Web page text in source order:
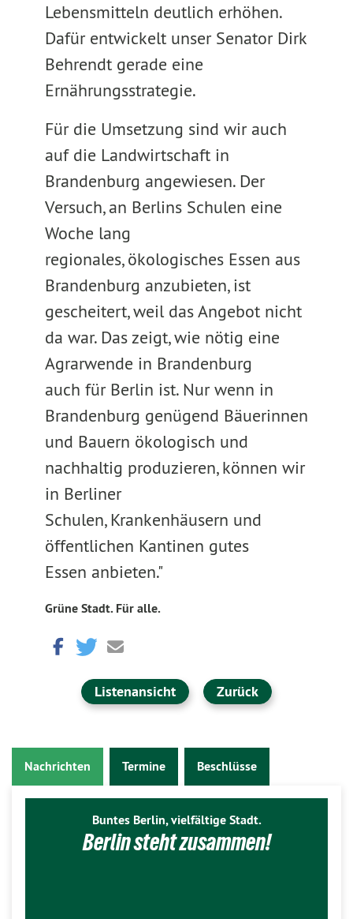
Lebensmitteln deutlich erhöhen.
Dafür entwickelt unser Senator Dirk
Behrendt gerade eine
Ernährungsstrategie.
Für die Umsetzung sind wir auch
auf die Landwirtschaft in
Brandenburg angewiesen. Der
Versuch, an Berlins Schulen eine
Woche lang
regionales, ökologisches Essen aus
Brandenburg anzubieten, ist
gescheitert, weil das Angebot nicht
da war. Das zeigt, wie nötig eine
Agrarwende in Brandenburg
auch für Berlin ist. Nur wenn in
Brandenburg genügend Bäuerinnen
und Bauern ökologisch und
nachhaltig produzieren, können wir
in Berliner
Schulen, Krankenhäusern und
öffentlichen Kantinen gutes
Essen anbieten."
Grüne Stadt. Für alle.
Listenansicht Zurück
Nachrichten Termine Beschlüsse
Buntes Berlin, vielfältige Stadt.
Berlin steht zusammen!